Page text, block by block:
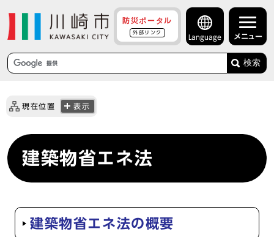
防災ポータル
外部リンク
Language メニュー
検索
現在位置 表示
建築物省エネ法
建築物省エネ法の概要